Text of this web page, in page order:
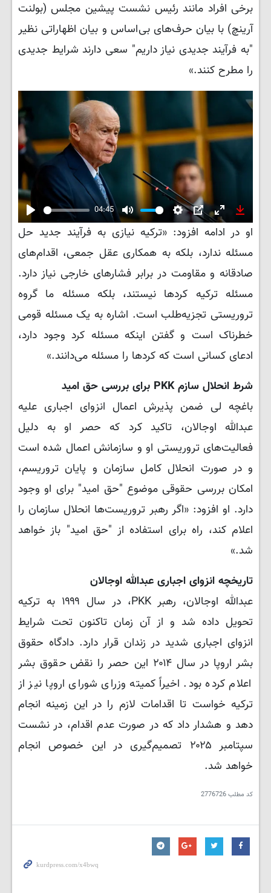
برخی افراد مانند رئیس نشست پیشین مجلس (بولنت
آرینچ) با بیان حرف‌های بی‌اساس و بیان اظهاراتی نظیر
"به فرآیند جدیدی نیاز داریم" سعی دارند شرایط جدیدی
را مطرح کنند.»
Play
04:45
Mute Settings
PIP Enter
fullscreen
او در ادامه افزود: «ترکیه نیازی به فرآیند جدید حل
مسئله ندارد، بلکه به همکاری عقل جمعی، اقدام‌های
صادقانه و مقاومت در برابر فشارهای خارجی نیاز دارد.
مسئله ترکیه کردها نیستند، بلکه مسئله ما گروه
تروریستی تجزیه‌طلب است. اشاره به یک مسئله قومی
خطرناک است و گفتن اینکه مسئله کرد وجود دارد،
ادعای کسانی است که کردها را مسئله می‌دانند.»
شرط انحلال سازم PKK برای بررسی حق امید
باغچه لی ضمن پذیرش اعمال انزوای اجباری علیه
عبدالله اوجالان، تاکید کرد که حصر او به دلیل
فعالیت‌های تروریستی او و سازمانش اعمال شده است
و در صورت انحلال کامل سازمان و پایان تروریسم،
امکان بررسی حقوقی موضوع "حق امید" برای او وجود
دارد. او افزود: «اگر رهبر تروریست‌ها انحلال سازمان را
اعلام کند، راه برای استفاده از "حق امید" باز خواهد
شد.»
تاریخچه انزوای اجباری عبدالله اوجالان
عبدالله اوجالان، رهبر PKK، در سال ۱۹۹۹ به ترکیه
تحویل داده شد و از آن زمان تاکنون تحت شرایط
انزوای اجباری شدید در زندان قرار دارد. دادگاه حقوق
بشر اروپا در سال ۲۰۱۴ این حصر را نقض حقوق بشر
اعلام کرده بود. اخیراً کمیته وزرای شورای اروپا نیز از
ترکیه خواست تا اقدامات لازم را در این زمینه انجام
دهد و هشدار داد که در صورت عدم اقدام، در نشست
سپتامبر ۲۰۲۵ تصمیم‌گیری در این خصوص انجام
خواهد شد.
کد مطلب2776726